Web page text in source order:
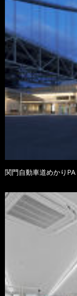
関門自動車道めかりPA